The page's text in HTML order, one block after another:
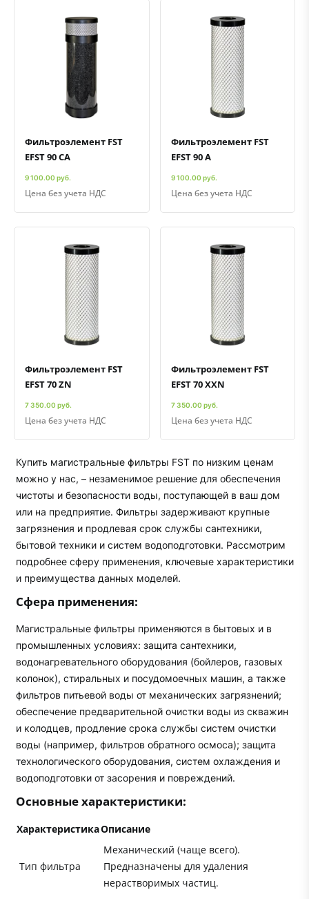
Быстрый просмотрДобавить к сравнению
Фильтроэлемент FST
EFST 90 CA
9 100.00 руб.
Цена без учета НДС
Быстрый просмотрДобавить к сравнению
Фильтроэлемент FST
EFST 90 A
9 100.00 руб.
Цена без учета НДС
Быстрый просмотрДобавить к сравнению
Фильтроэлемент FST
EFST 70 ZN
7 350.00 руб.
Цена без учета НДС
Быстрый просмотрДобавить к сравнению
Фильтроэлемент FST
EFST 70 XXN
7 350.00 руб.
Цена без учета НДС
Купить магистральные фильтры FST по низким ценам
можно у нас, – незаменимое решение для обеспечения
чистоты и безопасности воды, поступающей в ваш дом
или на предприятие. Фильтры задерживают крупные
загрязнения и продлевая срок службы сантехники,
бытовой техники и систем водоподготовки. Рассмотрим
подробнее сферу применения, ключевые характеристики
и преимущества данных моделей.
Сфера применения:
Магистральные фильтры применяются в бытовых и в
промышленных условиях: защита сантехники,
водонагревательного оборудования (бойлеров, газовых
колонок), стиральных и посудомоечных машин, а также
фильтров питьевой воды от механических загрязнений;
обеспечение предварительной очистки воды из скважин
и колодцев, продление срока службы систем очистки
воды (например, фильтров обратного осмоса); защита
технологического оборудования, систем охлаждения и
водоподготовки от засорения и повреждений.
Основные характеристики:
ХарактеристикаОписание
Тип фильтра
Механический (чаще всего).
Предназначены для удаления
нерастворимых частиц.